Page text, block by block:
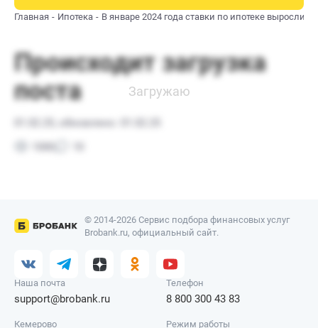
Главная Ипотека В январе 2024 года ставки по ипотеке выросли
© 2014-2026 Сервис подбора финансовых услуг
Brobank.ru, официальный сайт.
Наша почта
support@brobank.ru
Телефон
8 800 300 43 83
Кемерово Режим работы